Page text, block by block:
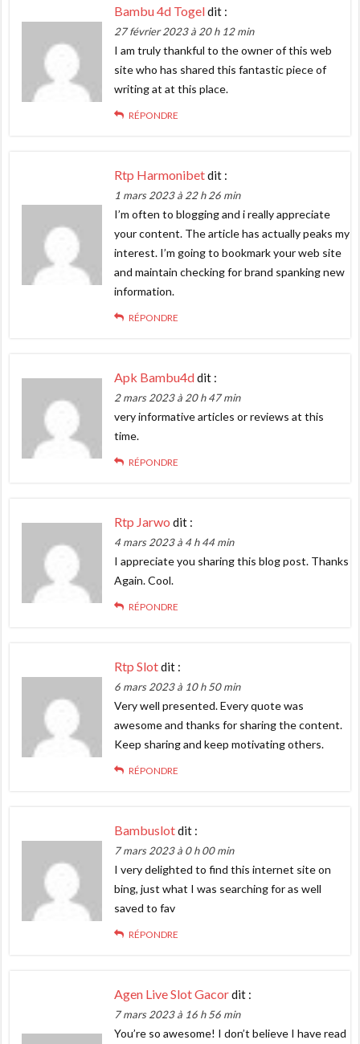
Bambu 4d Togeldit :
27 février 2023 à 20 h 12 min
I am truly thankful to the owner of this web
site who has shared this fantastic piece of
writing at at this place.
RÉPONDRE
Rtp Harmonibetdit :
1 mars 2023 à 22 h 26 min
I’m often to blogging and i really appreciate
your content. The article has actually peaks my
interest. I’m going to bookmark your web site
and maintain checking for brand spanking new
information.
RÉPONDRE
Apk Bambu4ddit :
2 mars 2023 à 20 h 47 min
very informative articles or reviews at this
time.
RÉPONDRE
Rtp Jarwo dit :
4 mars 2023 à 4 h 44 min
I appreciate you sharing this blog post. Thanks
Again. Cool.
RÉPONDRE
Rtp Slotdit :
6 mars 2023 à 10 h 50 min
Very well presented. Every quote was
awesome and thanks for sharing the content.
Keep sharing and keep motivating others.
RÉPONDRE
Bambuslotdit :
7 mars 2023 à 0 h 00 min
I very delighted to find this internet site on
bing, just what I was searching for as well
saved to fav
RÉPONDRE
Agen Live Slot Gacordit :
7 mars 2023 à 16 h 56 min
You’re so awesome! I don’t believe I have read